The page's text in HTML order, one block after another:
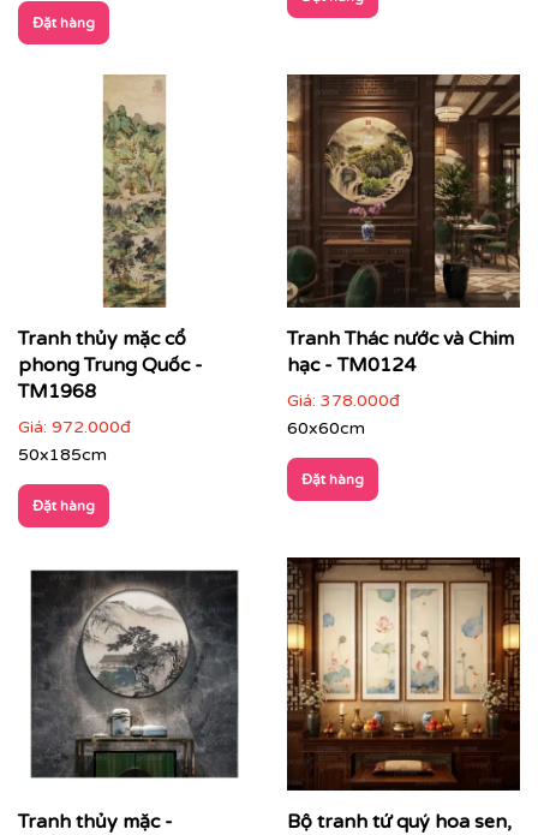
CHẤT LIỆU & CHẤT LƯỢNG TRANH PRINTEK
, mỗi bức tranh Indochine được sản xuất với
tiêu chuẩn cao:
Vải canvas dày dặn, bề mặt sần nhẹ, giữ màu tốt,
không lo bạc phai màu.
Tăng độ bám mực, cho hình ảnh sắc nét, sống
động.
Đặt hàng
Tranh thủy mặc cổ
phong Trung Quốc -
TM1968
Giá: 972.000đ
50x185cm
Đặt hàng
Tranh Thác nước và Chim
hạc - TM0124
Giá: 378.000đ
60x60cm
Đặt hàng
Tranh thủy mặc -
Bộ tranh tứ quý hoa sen,